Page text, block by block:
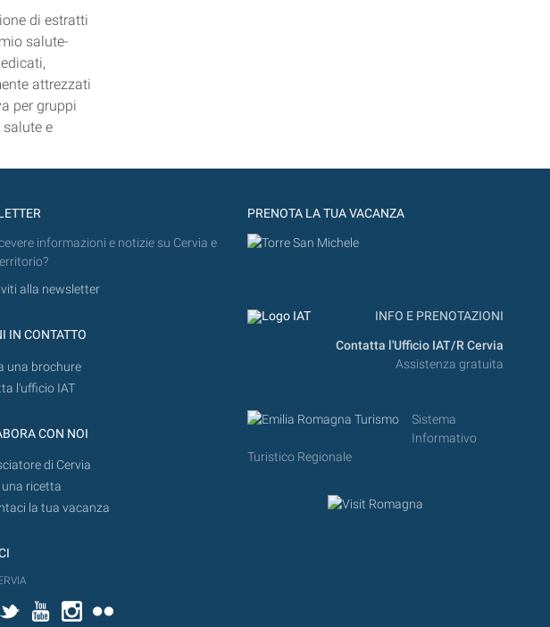
di estratti
salute-
attrezzati
per gruppi
e
informazioni e notizie su Cervia e
IN CONTATTO
una brochure
l'ufficio IAT
CON NOI
di Cervia
ricetta
la tua vacanza
FacebookTwitterYouTubeInstagram
PRENOTA LA TUA VACANZA
INFO E PRENOTAZIONI
Contatta l'Ufficio IAT/R Cervia
Assistenza gratuita
Sistema
Informativo
Turistico Regionale